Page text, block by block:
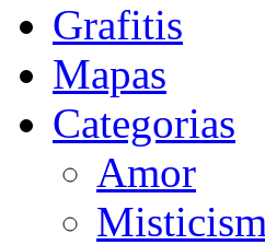
Grafitis
Mapas
Categorias
Amor